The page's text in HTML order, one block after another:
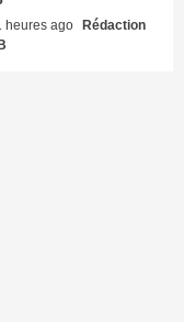
heures ago
Rédaction